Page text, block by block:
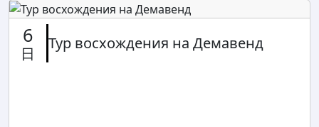
6
日
Тур восхождения на Демавенд